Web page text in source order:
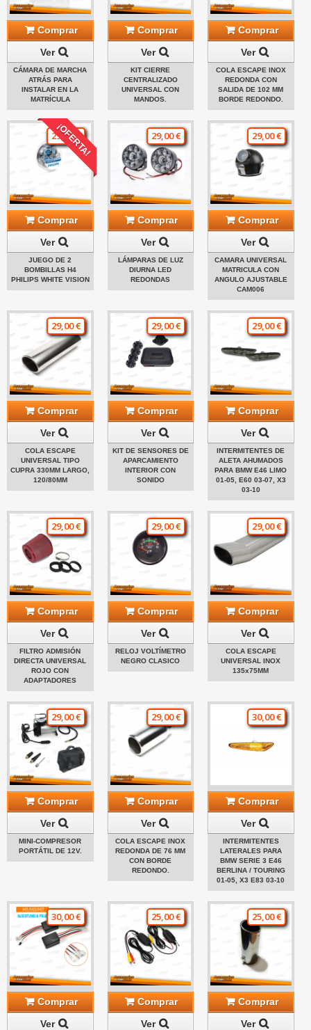
Comprar
Ver
CÁMARA DE MARCHA
ATRÁS PARA
INSTALAR EN LA
MATRÍCULA
Comprar
Ver
KIT CIERRE
CENTRALIZADO
UNIVERSAL CON
MANDOS.
Comprar
Ver
COLA ESCAPE INOX
REDONDA CON
SALIDA DE 102 MM
BORDE REDONDO.
¡OFERTA!
29,00 €
Comprar
Ver
JUEGO DE 2
BOMBILLAS H4
PHILIPS WHITE VISION
29,00 €
Comprar
Ver
LÁMPARAS DE LUZ
DIURNA LED
REDONDAS
29,00 €
Comprar
Ver
CAMARA UNIVERSAL
MATRICULA CON
ANGULO AJUSTABLE
CAM006
29,00 €
Comprar
Ver
COLA ESCAPE
UNIVERSAL TIPO
CUPRA 330MM LARGO,
120/80MM
29,00 €
Comprar
Ver
KIT DE SENSORES DE
APARCAMIENTO
INTERIOR CON
SONIDO
29,00 €
Comprar
Ver
INTERMITENTES DE
ALETA AHUMADOS
PARA BMW E46 LIMO
01-05, E60 03-07, X3
03-10
29,00 €
Comprar
Ver
FILTRO ADMISIÓN
DIRECTA UNIVERSAL
ROJO CON
ADAPTADORES
29,00 €
Comprar
Ver
RELOJ VOLTÍMETRO
NEGRO CLASICO
29,00 €
Comprar
Ver
COLA ESCAPE
UNIVERSAL INOX
135x75MM
29,00 €
Comprar
Ver
MINI-COMPRESOR
PORTÁTIL DE 12V.
29,00 €
Comprar
Ver
COLA ESCAPE INOX
REDONDA DE 76 MM
CON BORDE
REDONDO.
30,00 €
Comprar
Ver
INTERMITENTES
LATERALES PARA
BMW SERIE 3 E46
BERLINA / TOURING
01-05, X3 E83 03-10
30,00 €
Comprar
Ver
25,00 €
Comprar
Ver
25,00 €
Comprar
Ver